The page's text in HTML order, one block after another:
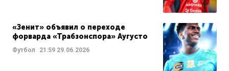
«Зенит» объявил о переходе
форварда «Трабзонспора» Аугусто
Футбол 21:59 29.06.2026